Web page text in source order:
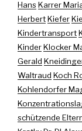
HansKarrer
HerbertKiefer
Kindertransport
KinderKlocker
Gerald
Waltraud Koch
Kohlendorfer
schützende